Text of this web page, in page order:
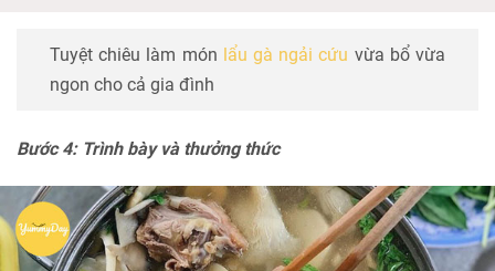
Tuyệt chiêu làm món lẩu gà ngải cứu vừa bổ vừa
ngon cho cả gia đình
Bước 4: Trình bày và thưởng thức